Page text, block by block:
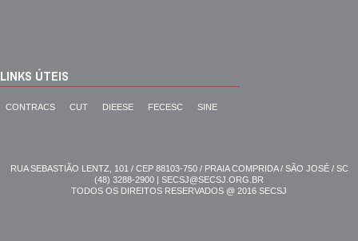
LINKS ÚTEIS
CONTRACS CUT DIEESE FECESC SINE
RUA SEBASTIÃO LENTZ, 101 / CEP 88103-750 / PRAIA COMPRIDA / SÃO JOSÉ / SC
(48) 3288-2900 | SECSJ@SECSJ.ORG.BR
TODOS OS DIREITOS RESERVADOS @ 2016 SECSJ